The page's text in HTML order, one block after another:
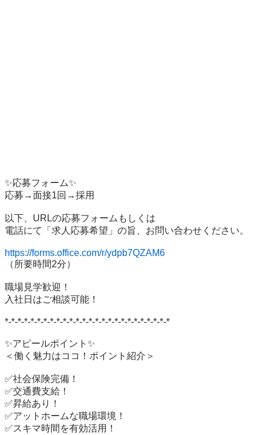
✨応募フォーム✨
応募→面接1回→採用
以下、URLの応募フォームもしくは
電話にて「求人応募希望」の旨、お問い合わせください。
https://forms.office.com/r/ydpb7QZAM6
（所要時間2分）
職場見学歓迎！
入社日はご相談可能！
*-*-*-*-*-*-*-*-*-*-*-*-*-*-*-*-*-*-*-*-*-*-*-*-*-*
✨アピールポイント✨
＜働く魅力はココ！ポイント紹介＞
✅社会保険完備！
✅交通費支給！
✅昇給あり！
✅アットホームな職場環境！
✅スキマ時間を有効活用！